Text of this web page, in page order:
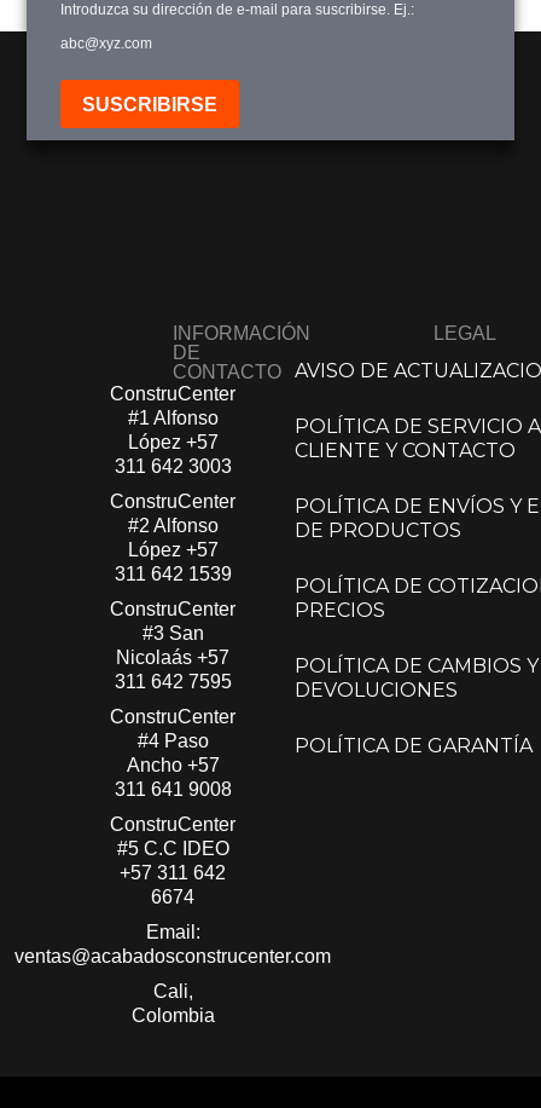
Ver Productos
Añadir a Carrito
Introduzca su dirección de e-mail para suscribirse. Ej.:
abc@xyz.com
SUSCRIBIRSE
INFORMACIÓN
DE
CONTACTO
ConstruCenter
#1 Alfonso
López​ +57
311 642 3003
ConstruCenter
#2 Alfonso
López​ +57
311 642 1539
ConstruCenter
#3 San
Nicolaás​+57
311 642 7595
ConstruCenter
#4 Paso
Ancho +57
311 641 9008
ConstruCenter
#5 C.C IDEO
+57 311 642
6674
Email:
ventas@acabadosconstrucenter.com
Cali,
Colombia
LEGAL
AVISO DE
POLÍTICA DE SERVICIO
CLIENTE Y CONTACTO
POLÍTICA DE ENVÍOS Y
DE PRODUCTOS
POLÍTICA DE
PRECIOS
POLÍTICA DE CAMBIOS Y
DEVOLUCIONES
POLÍTICA DE GARANTÍA